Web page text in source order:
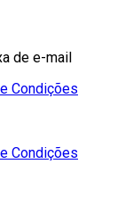
de e-mail
Condições
Condições